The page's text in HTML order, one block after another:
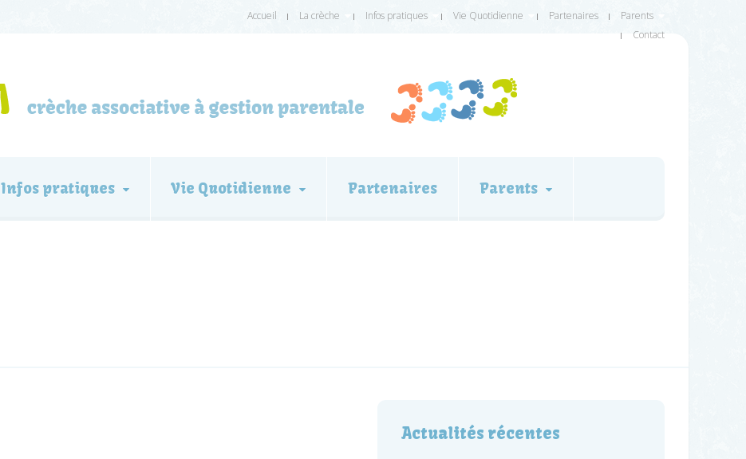
Accueil La crèche Infos pratiques Vie Quotidienne Partenaires
Parents
Contact
Infos pratiques Vie Quotidienne Partenaires Parents
Actualités récentes